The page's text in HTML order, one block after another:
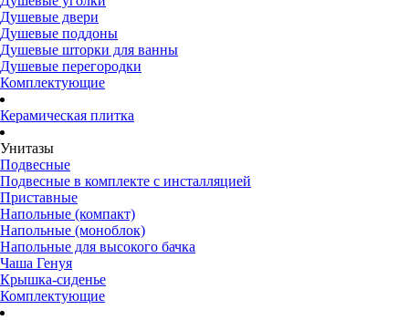
Душевые двери
Душевые поддоны
Душевые шторки для ванны
Душевые перегородки
Комплектующие
Керамическая плитка
Унитазы
Подвесные
Подвесные в комплекте с инсталляцией
Приставные
Напольные (компакт)
Напольные (моноблок)
Напольные для высокого бачка
Чаша Генуя
Крышка-сиденье
Комплектующие